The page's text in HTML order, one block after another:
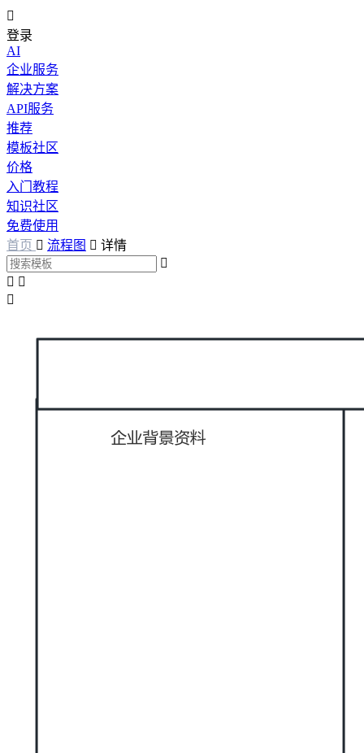

登录
AI
企业服务
解决方案
API服务
推荐
模板社区
价格
入门教程
知识社区
免费使用
首页  流程图  详情

 
